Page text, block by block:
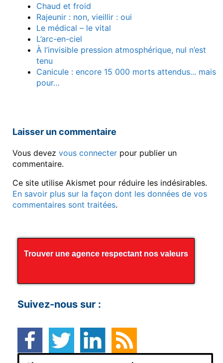
Chaud et froid
Rajeunir : non, vieillir : oui
Le médical – le vital
L’arc-en-ciel
À l’invisible pression atmosphérique, nul n’est
tenu
Canicule : encore 15 000 morts attendus... mais
pour…
Laisser un commentaire
Vous devez vous connecter pour publier un
commentaire.
Ce site utilise Akismet pour réduire les indésirables.
En savoir plus sur la façon dont les données de vos
commentaires sont traitées.
Trouver une agence respectant nos valeurs
Suivez-nous sur :